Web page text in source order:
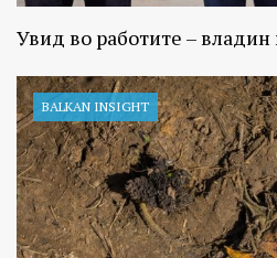
Увид во работите –
BALKAN INSIGHT